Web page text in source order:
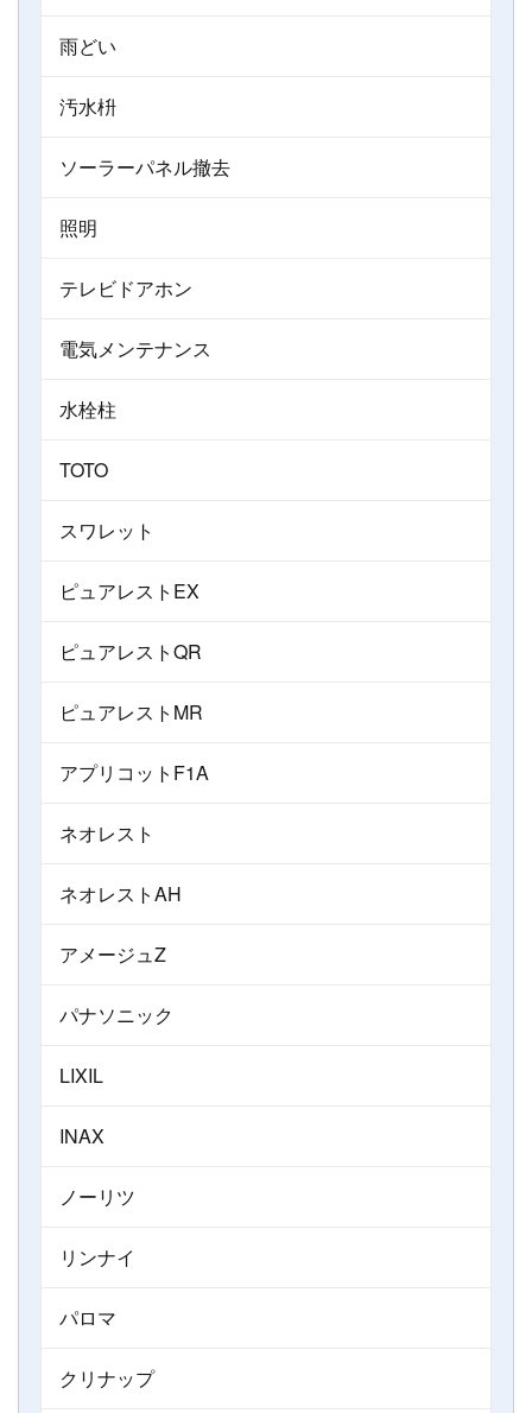
雨どい
汚水枡
ソーラーパネル撤去
照明
テレビドアホン
電気メンテナンス
水栓柱
TOTO
スワレット
ピュアレストEX
ピュアレストQR
ピュアレストMR
アプリコットF1A
ネオレスト
ネオレストAH
アメージュZ
パナソニック
LIXIL
INAX
ノーリツ
リンナイ
パロマ
クリナップ